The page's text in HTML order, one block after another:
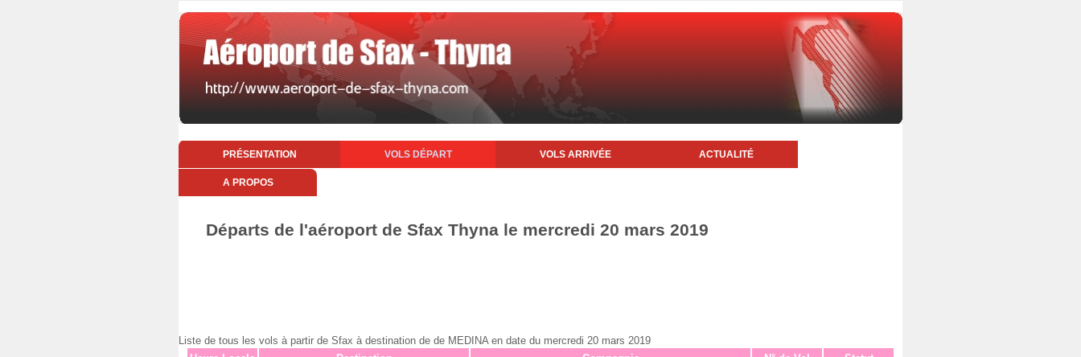
PRÉSENTATION VOLS DÉPART VOLS ARRIVÉE ACTUALITÉ
A PROPOS
Départs de l'aéroport de Sfax Thyna le mercredi 20 mars 2019
Liste de tous les vols à partir de Sfax à destination de de MEDINA en date du mercredi 20 mars 2019